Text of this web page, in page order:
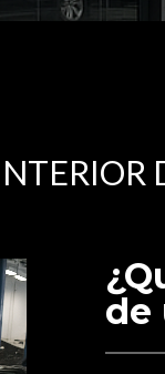
de